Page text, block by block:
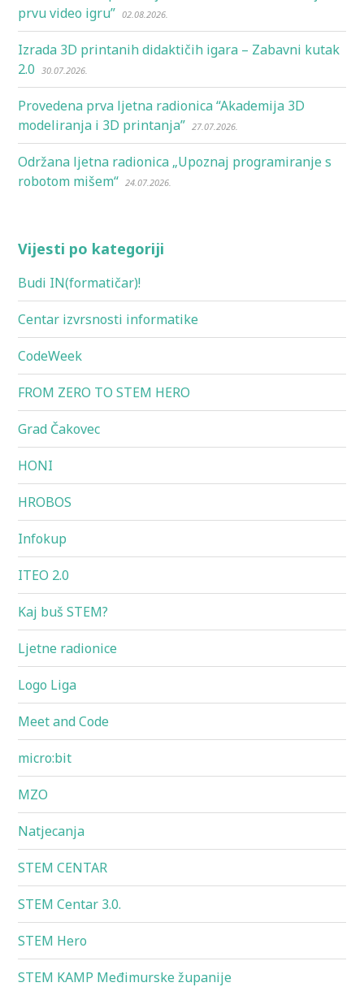
prvu video igru” 02.08.2026.
Izrada 3D printanih didaktičih igara – Zabavni kutak
2.0
30.07.2026.
Provedena prva ljetna radionica “Akademija 3D
modeliranja i 3D printanja” 27.07.2026.
Održana ljetna radionica „Upoznaj programiranje s
robotom mišem“ 24.07.2026.
Vijesti po kategoriji
Budi IN(formatičar)!
Centar izvrsnosti informatike
CodeWeek
FROM ZERO TO STEM HERO
Grad Čakovec
HONI
HROBOS
Infokup
ITEO 2.0
Kaj buš STEM?
Ljetne radionice
Logo Liga
Meet and Code
micro:bit
MZO
Natjecanja
STEM CENTAR
STEM Centar 3.0.
STEM Hero
STEM KAMP Međimurske županije